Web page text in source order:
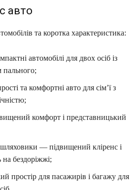
авто
та коротка характеристика:
автомобілі для двох осіб із
пального;
та комфортні авто для сім’ї з
комфорт і представницький
— підвищений кліренс і
на бездоріжжі;
простір для пасажирів і багажу для